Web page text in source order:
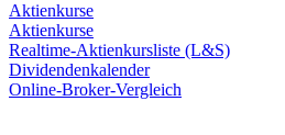
Aktienkurse
Aktienkurse
Realtime-Aktienkursliste (L&S)
Dividendenkalender
Online-Broker-Vergleich